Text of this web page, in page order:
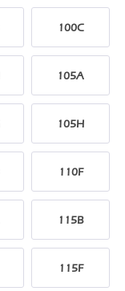
100C
105A
105H
110F
115B
115F